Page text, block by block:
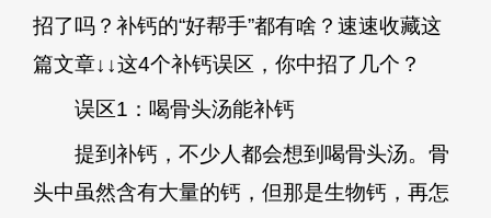
招了吗？补钙的“好帮手”都有啥？速速收藏这
篇文章↓↓这4个补钙误区，你中招了几个？
误区1：喝骨头汤能补钙
提到补钙，不少人都会想到喝骨头汤。骨
头中虽然含有大量的钙，但那是生物钙，再怎